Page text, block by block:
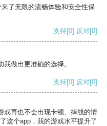
了无限的流畅体验和安全性保
支持[0] 反对[0]
做出更准确的选择。
支持[0] 反对[0]
戏再也不会出现卡顿、掉线的情
这个app，我的游戏水平提升了